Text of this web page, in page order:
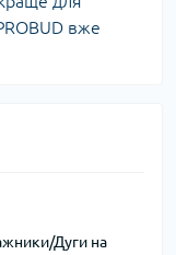
вже
Дуги на